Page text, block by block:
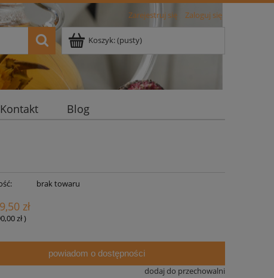
Zarejestruj się Zaloguj się
Koszyk:(pusty)
Kontakt Blog
brak towaru
zł
zł)
powiadom o dostępności
dodaj do przechowalni